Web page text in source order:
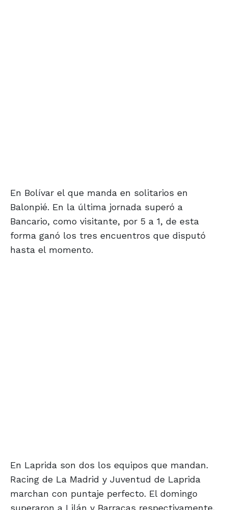
En Bolívar el que manda en solitarios en
Balonpié. En la última jornada superó a
Bancario, como visitante, por 5 a 1, de esta
forma ganó los tres encuentros que disputó
hasta el momento.
En Laprida son dos los equipos que mandan.
Racing de La Madrid y Juventud de Laprida
marchan con puntaje perfecto. El domingo